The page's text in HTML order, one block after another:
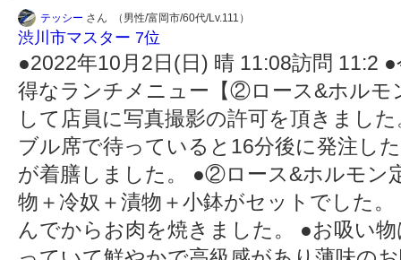
テッシー さん （男性/富岡市/60代/Lv.111）
渋川市マスター 7位
●2022年10月2日(日) 晴 11:08訪問 11:2
得なランチメニュー【②ロース&ホルモ
して店員に写真撮影の許可を頂きまし
ブル席で待っていると16分後に発注し
が着膳しました。 ●②ロース&ホルモン
物＋冷奴＋漬物＋小鉢がセットでした
んでからお肉を焼きました。 ●お吸い